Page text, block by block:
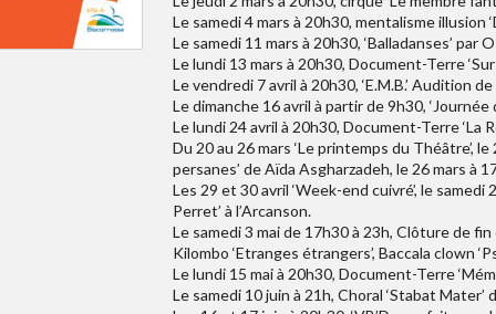
Le samedi 4 mars à 20h30, mentalisme illusion
Le samedi 11 mars à 20h30, ‘Balladanses’ par
Le lundi 13 mars à 20h30, Document-Terre
Le vendredi 7 avril à 20h30, ‘E.M.B.’ Audition
Le dimanche 16 avril à partir de 9h30,
Le lundi 24 avril à 20h30, Document-Terre ‘La
Du 20 au 26 mars ‘Le printemps du Théâtre’,
persanes’ de Aïda Asgharzadeh, le 26 mars à
Les 29 et 30 avril ‘Week-end cuivré’, le samedi
Perret’ à l’Arcanson.
Le samedi 3 mai de 17h30 à 23h, Clôture de fin
Kilombo ‘Etranges étrangers’, Baccala clown
Le lundi 15 mai à 20h30, Document-Terre
Le samedi 10 juin à 21h, Choral ‘Stabat